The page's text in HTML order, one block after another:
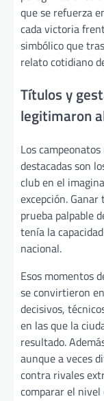
que se refuerza
cada victoria
simbólico que
relato cotidiano
Títulos y
legitimaron
Los
destacadas son
club en el
excepción.
prueba palpable
tenía la
nacional.
Esos momentos
se convirtieron
decisivos,
en las que la
resultado.
aunque a veces
contra rivales
comparar el nivel